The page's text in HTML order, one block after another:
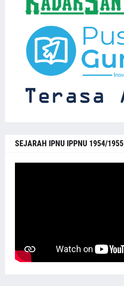
SEJARAH IPNU IPPNU 1954/1955